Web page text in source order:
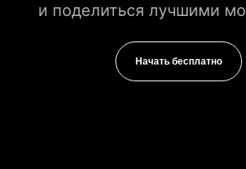
и поделиться лучшими
Начать бесплатно